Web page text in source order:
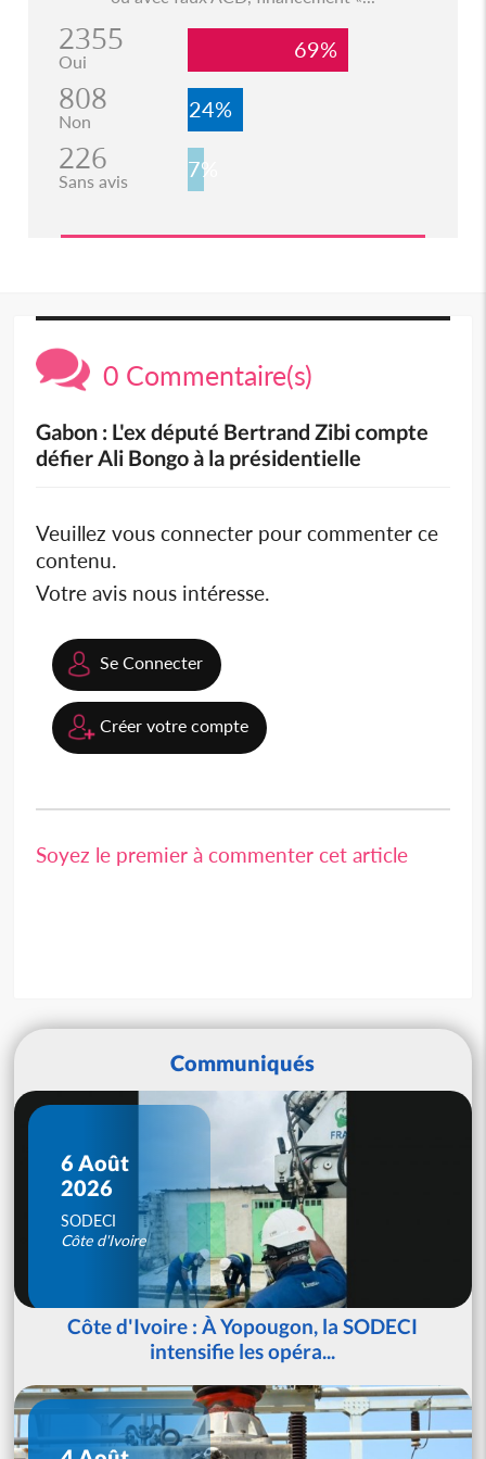
2355
Oui 69%
808
Non 24%
226
Sans avis 7%
0 Commentaire(s)
Gabon : L'ex député Bertrand Zibi compte
défier Ali Bongo à la présidentielle
Veuillez vous connecter pour commenter ce
contenu.
Votre avis nous intéresse.
Se Connecter
Créer votre compte
Soyez le premier à commenter cet article
Communiqués
6 Août
2026
SODECI
Côte d'Ivoire
Côte d'Ivoire : À Yopougon, la SODECI
intensifie les opéra...